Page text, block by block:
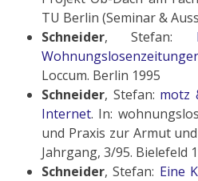
TU Berlin (Seminar &
Schneider, Stefan:
Loccum. Berlin 1995
Schneider, Stefan: motz
Internet. In:
und Praxis zur Armut
Jahrgang, 3/95. Bielefeld
Schneider, Stefan: Eine